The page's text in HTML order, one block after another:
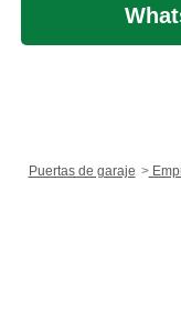
Puertas de garaje